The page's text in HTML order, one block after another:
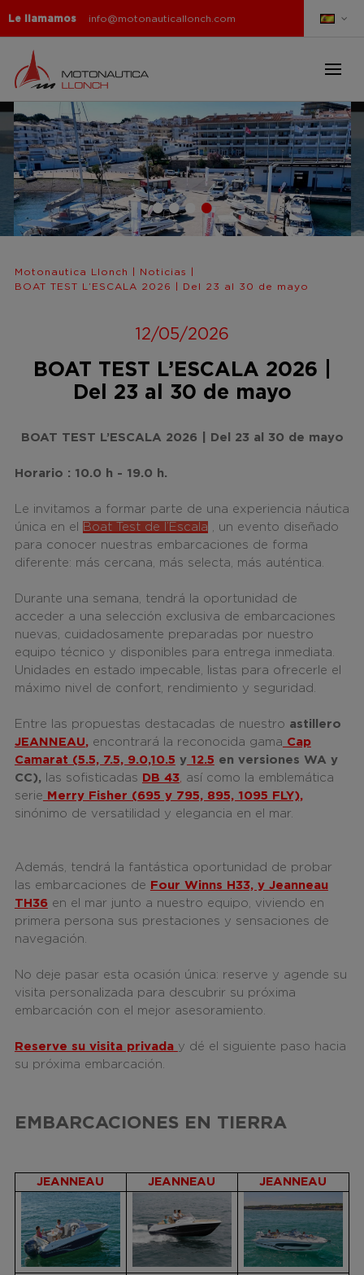
Le llamamos info@motonauticallonch.com
Motonautica Llonch Noticias
BOAT TEST L’ESCALA 2026 | Del 23 al 30 de mayo
12/05/2026
BOAT TEST L’ESCALA 2026 |
Del 23 al 30 de mayo
BOAT TEST L’ESCALA 2026 | Del 23 al 30 de mayo
Horario : 10.0 h - 19.0 h.
Le invitamos a formar parte de una experiencia náutica
única en el
Boat Test de l’Escala , un evento diseñado
para conocer nuestras embarcaciones de forma
diferente: más cercana, más selecta, más auténtica.
Durante una semana, tendrá la oportunidad de
acceder a una selección exclusiva de embarcaciones
nuevas, cuidadosamente preparadas por nuestro
equipo técnico y disponibles para entrega inmediata.
Unidades en estado impecable, listas para ofrecerle el
máximo nivel de confort, rendimiento y seguridad.
Entre las propuestas destacadas de nuestro astillero
JEANNEAU, encontrará la reconocida gama Cap
Camarat (5.5, 7.5, 9.0,10.5 y12.5 en versiones WA y
CC), las sofisticadas DB 43, así como la emblemática
serie Merry Fisher (695 y 795, 895, 1095 FLY),
sinónimo de versatilidad y elegancia en el mar.
Además, tendrá la fantástica oportunidad de probar
las embarcaciones de Four Winns H33, y Jeanneau
TH36en el mar junto a nuestro equipo, viviendo en
primera persona sus prestaciones y sensaciones de
navegación.
No deje pasar esta ocasión única: reserve y agende su
visita personalizada para descubrir su próxima
embarcación con el mejor asesoramiento.
Reserve su visita privada y dé el siguiente paso hacia
su próxima embarcación.
EMBARCACIONES EN TIERRA
JEANNEAU JEANNEAU JEANNEAU